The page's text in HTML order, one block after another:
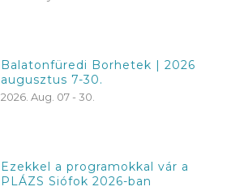
Balatonfüredi Borhetek | 2026
augusztus 7-30.
2026. Aug. 07 - 30.
Ezekkel a programokkal vár a
PLÁZS Siófok 2026-ban